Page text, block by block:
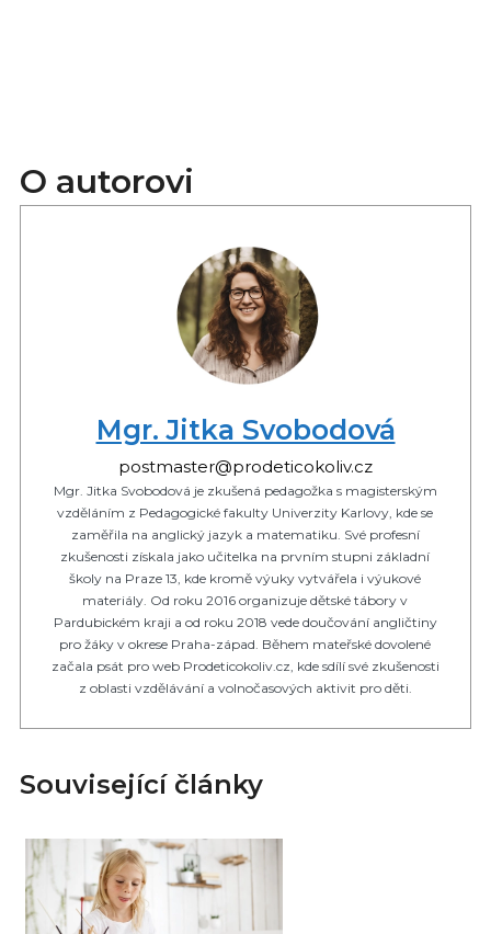
O autorovi
Mgr. Jitka Svobodová
postmaster@prodeticokoliv.cz
Mgr. Jitka Svobodová je zkušená pedagožka s magisterským
vzděláním z Pedagogické fakulty Univerzity Karlovy, kde se
zaměřila na anglický jazyk a matematiku. Své profesní
zkušenosti získala jako učitelka na prvním stupni základní
školy na Praze 13, kde kromě výuky vytvářela i výukové
materiály. Od roku 2016 organizuje dětské tábory v
Pardubickém kraji a od roku 2018 vede doučování angličtiny
pro žáky v okrese Praha-západ. Během mateřské dovolené
začala psát pro web Prodeticokoliv.cz, kde sdílí své zkušenosti
z oblasti vzdělávání a volnočasových aktivit pro děti.
Související články